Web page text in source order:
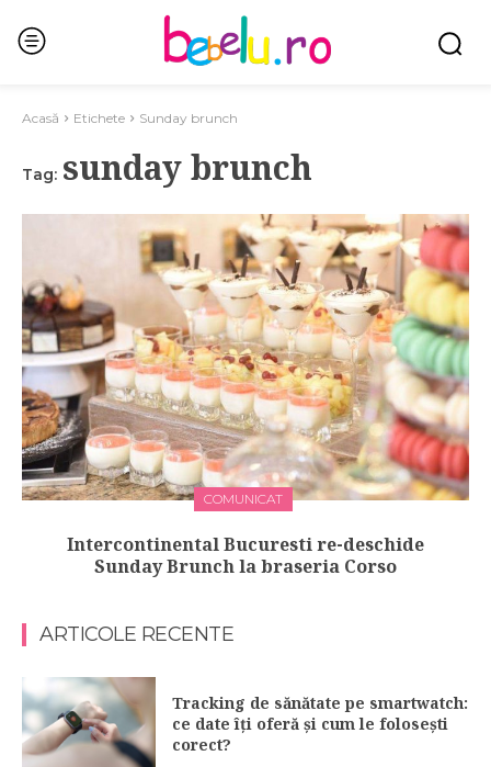
Acasă Etichete Sunday brunch
Tag: sunday brunch
COMUNICAT
Intercontinental Bucuresti re-deschide
Sunday Brunch la braseria Corso
ARTICOLE RECENTE
Tracking de sănătate pe smartwatch:
ce date îți oferă și cum le folosești
corect?